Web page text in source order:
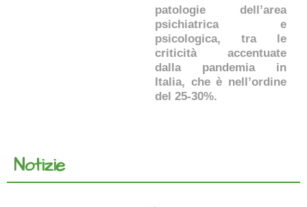
patologie dell’area
psichiatrica e
psicologica, tra le
criticità accentuate
dalla pandemia in
Italia, che è nell’ordine
del 25-30%.
Notizie